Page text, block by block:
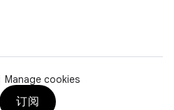
Manage cookies
订阅